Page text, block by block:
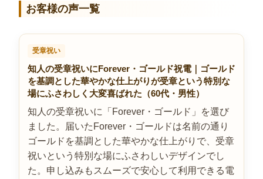
お客様の声一覧
受章祝い
知人の受章祝いにForever・ゴールド祝電｜ゴールド
を基調とした華やかな仕上がりが受章という特別な
場にふさわしく大変喜ばれた（60代・男性）
知人の受章祝いに「Forever・ゴールド」を選び
ました。届いたForever・ゴールドは名前の通り
ゴールドを基調とした華やかな仕上がりで、受章
祝いという特別な場にふさわしいデザインでし
た。申し込みもスムーズで安心して利用できる電